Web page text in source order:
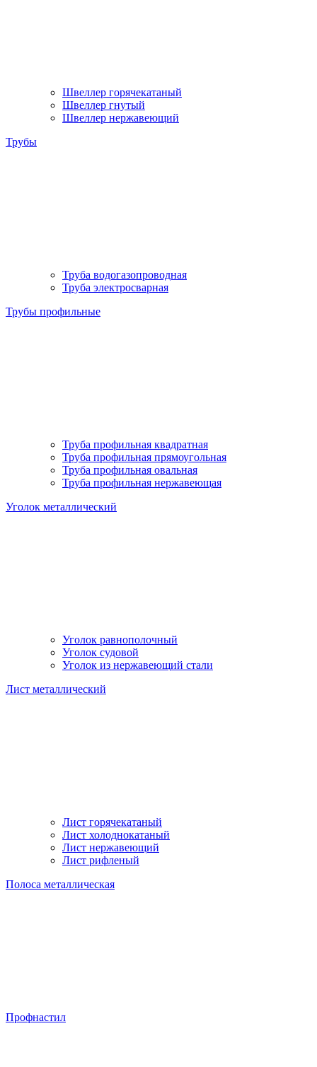
Швеллер горячекатаный
Швеллер гнутый
Швеллер нержавеющий
Трубы
Труба водогазопроводная
Труба электросварная
Трубы профильные
Труба профильная квадратная
Труба профильная прямоугольная
Труба профильная овальная
Труба профильная нержавеющая
Уголок металлический
Уголок равнополочный
Уголок судовой
Уголок из нержавеющий стали
Лист металлический
Лист горячекатаный
Лист холоднокатаный
Лист нержавеющий
Лист рифленый
Полоса металлическая
Профнастил